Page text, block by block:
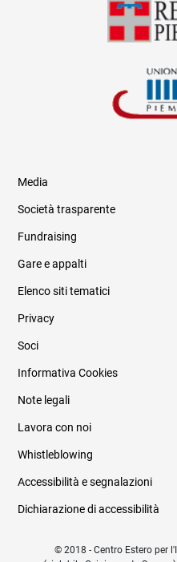
Informazioni
Media
Società trasparente
Fundraising
Gare e appalti
Elenco siti tematici
Privacy
Soci
Informativa Cookies
Note legali
Lavora con noi
Whistleblowing
Accessibilità e segnalazioni
Dichiarazione di accessibilità
© 2018 - Centro Estero per